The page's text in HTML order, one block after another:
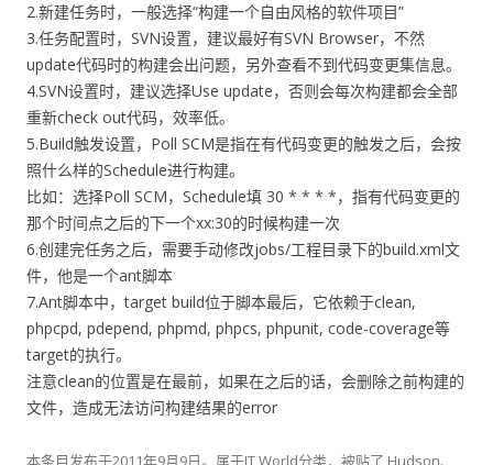
2.新建任务时，一般选择“构建一个自由风格的软件项目”
3.任务配置时，SVN设置，建议最好有SVN Browser，不然
update代码时的构建会出问题，另外查看不到代码变更集信息。
4.SVN设置时，建议选择Use update，否则会每次构建都会全部
重新check out代码，效率低。
5.Build触发设置，Poll SCM是指在有代码变更的触发之后，会按
照什么样的Schedule进行构建。
比如：选择Poll SCM，Schedule填 30 * * * *，指有代码变更的
那个时间点之后的下一个xx:30的时候构建一次
6.创建完任务之后，需要手动修改jobs/工程目录下的build.xml文
件，他是一个ant脚本
7.Ant脚本中，target build位于脚本最后，它依赖于clean,
phpcpd, pdepend, phpmd, phpcs, phpunit, code-coverage等
target的执行。
注意clean的位置是在最前，如果在之后的话，会删除之前构建的
文件，造成无法访问构建结果的error
本条目发布于2011年9月9日。属于IT World分类，被贴了 Hudson、